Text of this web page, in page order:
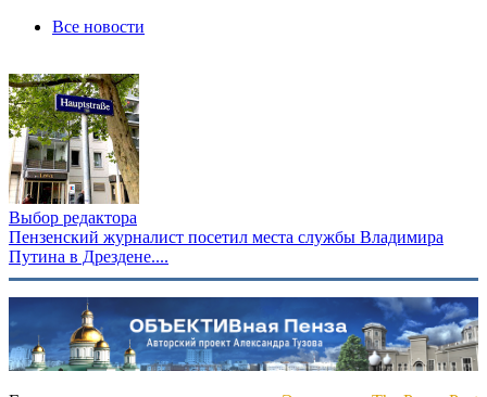
Все новости
Выбор редактора
Пензенский журналист посетил места службы Владимира
Путина в Дрездене....